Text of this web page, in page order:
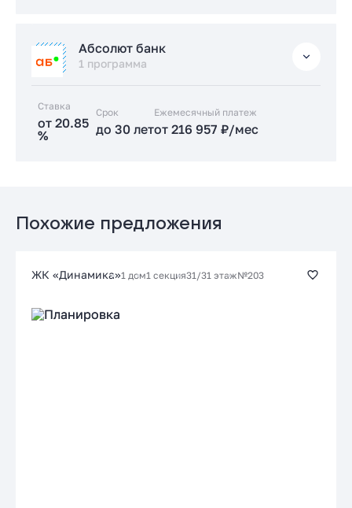
от 17.89 % до 30 лет
Заказать консультацию
Абсолют банк
1 программа
Ставка
от 20.85
%
Срок
до 30 лет
Ежемесячный платеж
от 216 957 ₽/мес
Похожие предложения
ЖК «Динамика»1 дом1 секция31/31 этаж№203